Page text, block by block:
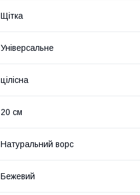
Щітка
Універсальне
цілісна
20 см
Натуральний ворс
Бежевий